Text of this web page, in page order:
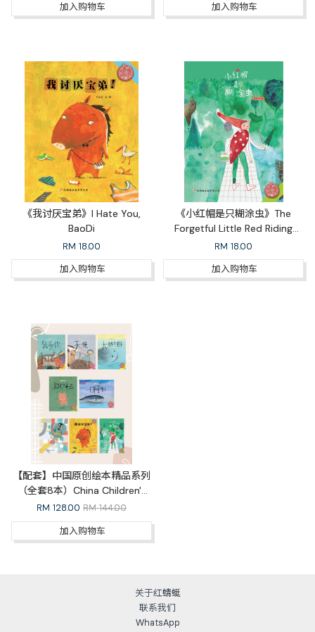
加入购物车
加入购物车
《我讨厌宝弟》I Hate You,
BaoDi
RM 18.00
加入购物车
《小红帽是只糊涂虫》The
Forgetful Little Red Riding
Hood
RM 18.00
加入购物车
【配套】中国原创绘本精品系列
（全套8本）China Children's
Picture Books Whole Series
RM 128.00 RM 144.00
加入购物车
关于红蜻蜓
联系我们
WhatsApp